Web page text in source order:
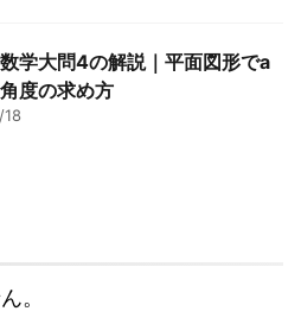
学大問4の解説｜平面図形でa
度の求め方
18
。